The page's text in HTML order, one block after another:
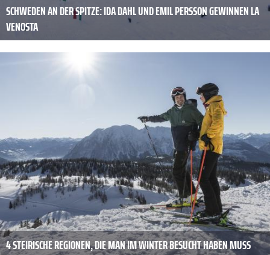
SCHWEDEN AN DER SPITZE: IDA DAHL UND EMIL PERSSON GEWINNEN LA
VENOSTA
4 STEIRISCHE REGIONEN, DIE MAN IM WINTER BESUCHT HABEN MUSS